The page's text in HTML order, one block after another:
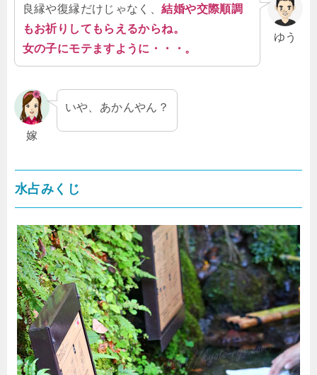
ゆう
良縁や復縁だけじゃなく、結婚や交際順調
もお祈りしてもらえるからね。
女の子にモテますように・・・。
嫁
いや、あかんやん？
水占みくじ